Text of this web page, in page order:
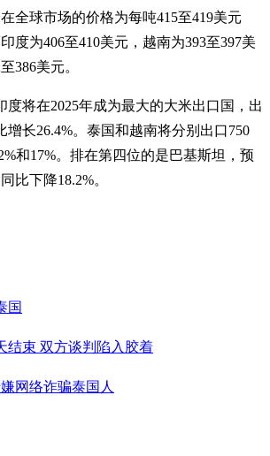
全球市场的价格为每吨415至419美元
度为406至410美元，越南为393至397美
386美元。
度将在2025年成为最大的大米出口国，出
增长26.4%。泰国和越南将分别出口750
和17%。排在第四位的是巴基斯坦，预
比下降18.2%。
国
结束 双方谈判陷入胶着
网络诈骗泰国人